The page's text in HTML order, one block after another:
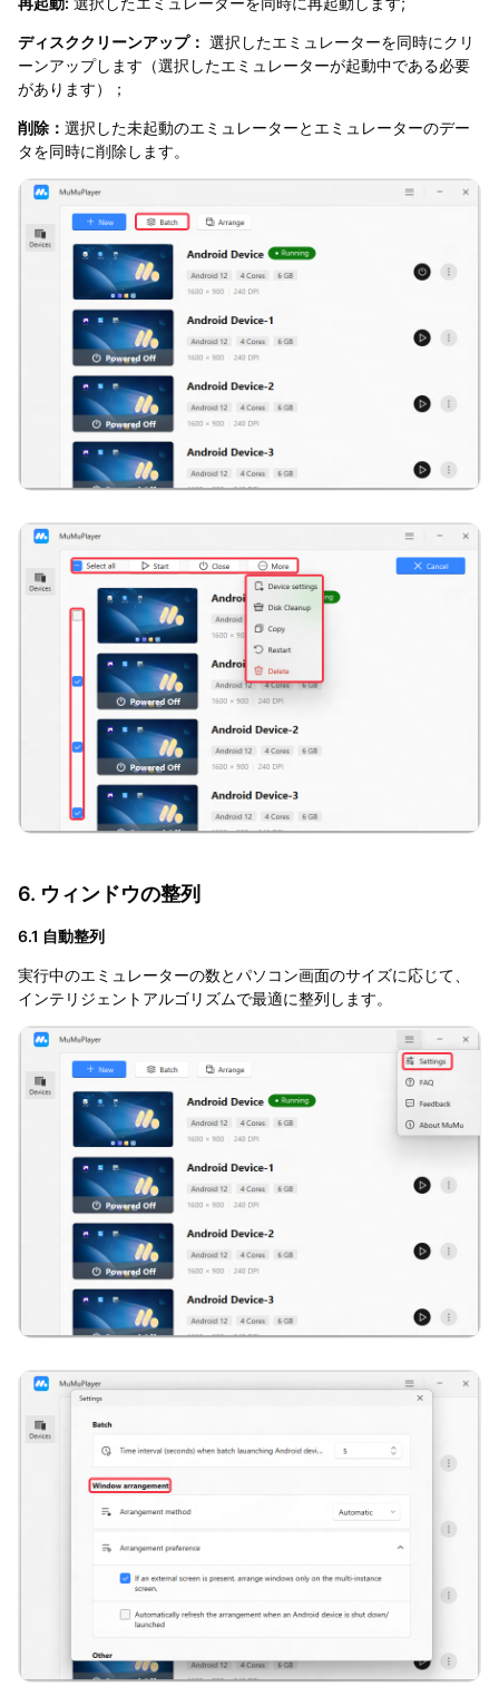
ディスククリーンアップ： 選択したエミュレーターを同時にクリ
ーンアップします（選択したエミュレーターが起動中である必要
があります）；
削除： 選択した未起動のエミュレーターとエミュレーターのデー
タを同時に削除します。
6. ウィンドウの整列
6.1 自動整列
実行中のエミュレーターの数とパソコン画面のサイズに応じて、
インテリジェントアルゴリズムで最適に整列します。